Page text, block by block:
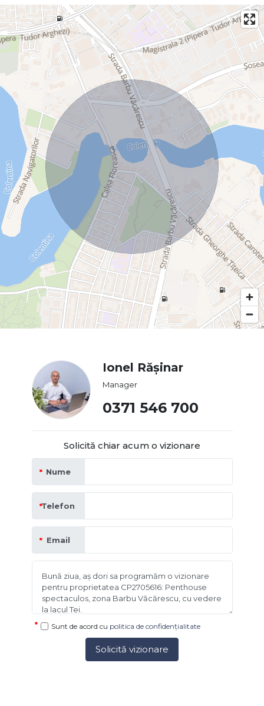
Ionel Rășinar
Manager
0371 546 700
Solicită chiar acum o vizionare
Nume
Telefon
Email
Sunt de acord cu politica de confidențialitate
Solicită vizionare